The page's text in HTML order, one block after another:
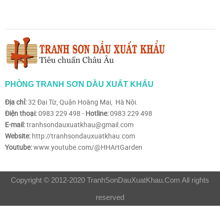
PHÒNG TRANH SƠN DẦU XUẤT KHẨU
Địa chỉ:32 Đại Từ, Quận Hoàng Mai, Hà Nội.
Điện thoại:0983 229 498 - Hotline:0983 229 498
E-mail:tranhsondauxuatkhau@gmail.com
Website: http://tranhsondauxuatkhau.com
Youtube:www.youtube.com/@HHArtGarden
Copyright © 2012-2020 TranhSonDauXuatKhau.Com All rights
reserved